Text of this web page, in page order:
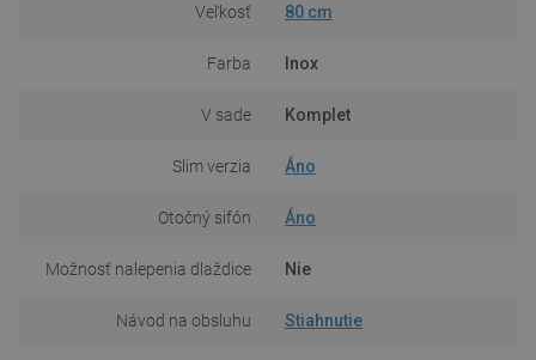
Veľkosť 80 cm
Farba Inox
V sade Komplet
Slim verzia Áno
Otočný sifón Áno
Možnosť nalepenia dlaždice Nie
Návod na obsluhu Stiahnutie